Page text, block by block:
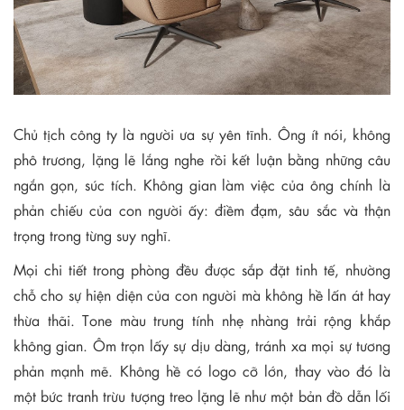
Chủ tịch công ty là người ưa sự yên tĩnh. Ông ít nói, không
phô trương, lặng lẽ lắng nghe rồi kết luận bằng những câu
ngắn gọn, súc tích. Không gian làm việc của ông chính là
phản chiếu của con người ấy: điềm đạm, sâu sắc và thận
trọng trong từng suy nghĩ.
Mọi chi tiết trong phòng đều được sắp đặt tinh tế, nhường
chỗ cho sự hiện diện của con người mà không hề lấn át hay
thừa thãi. Tone màu trung tính nhẹ nhàng trải rộng khắp
không gian. Ôm trọn lấy sự dịu dàng, tránh xa mọi sự tương
phản mạnh mẽ. Không hề có logo cỡ lớn, thay vào đó là
một bức tranh trừu tượng treo lặng lẽ như một bản đồ dẫn lối